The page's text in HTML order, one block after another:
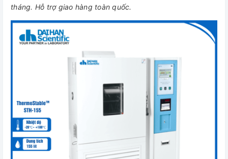
tháng. Hỗ trợ giao hàng toàn quốc.